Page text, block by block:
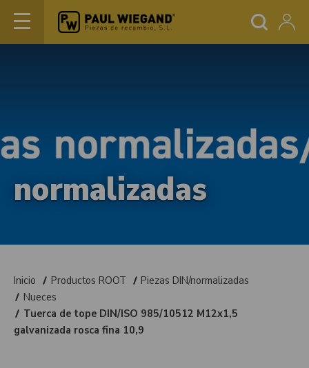
normalizadas
Inicio Productos ROOT
Piezas DIN/normalizadas
Nueces
Tuerca de tope DIN/ISO 985/10512 M12x1,5
galvanizada rosca fina 10,9